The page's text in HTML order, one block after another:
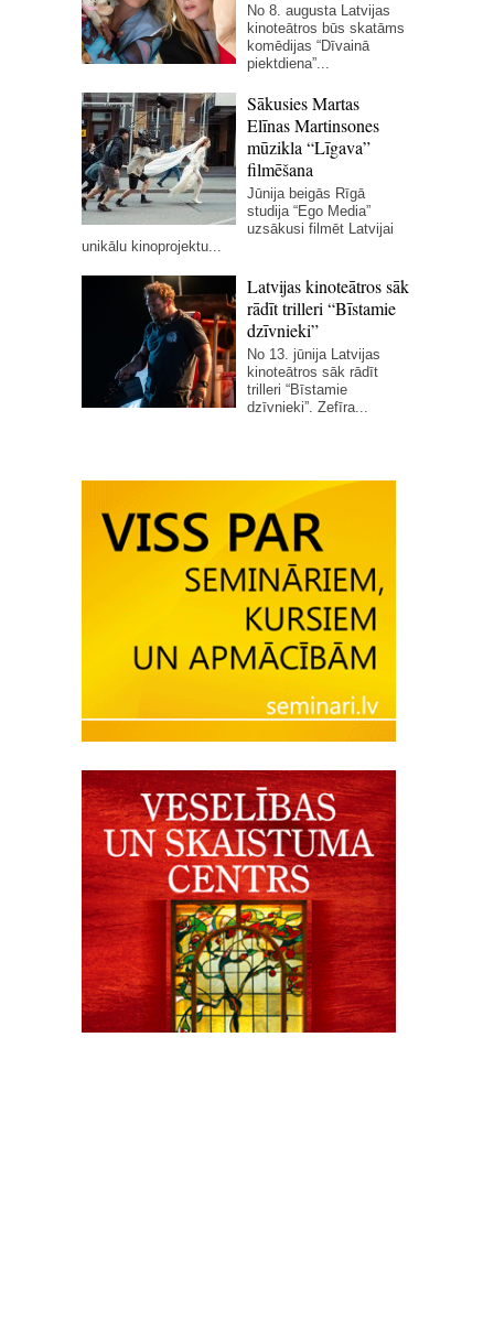
No 8. augusta Latvijas
kinoteātros būs skatāms
komēdijas “Dīvainā
piektdiena”...
Sākusies Martas
Elīnas Martinsones
mūzikla “Līgava”
filmēšana
Jūnija beigās Rīgā
studija “Ego Media”
uzsākusi filmēt Latvijai
unikālu kinoprojektu...
Latvijas kinoteātros sāk
rādīt trilleri “Bīstamie
dzīvnieki”
No 13. jūnija Latvijas
kinoteātros sāk rādīt
trilleri “Bīstamie
dzīvnieki”. Zefīra...